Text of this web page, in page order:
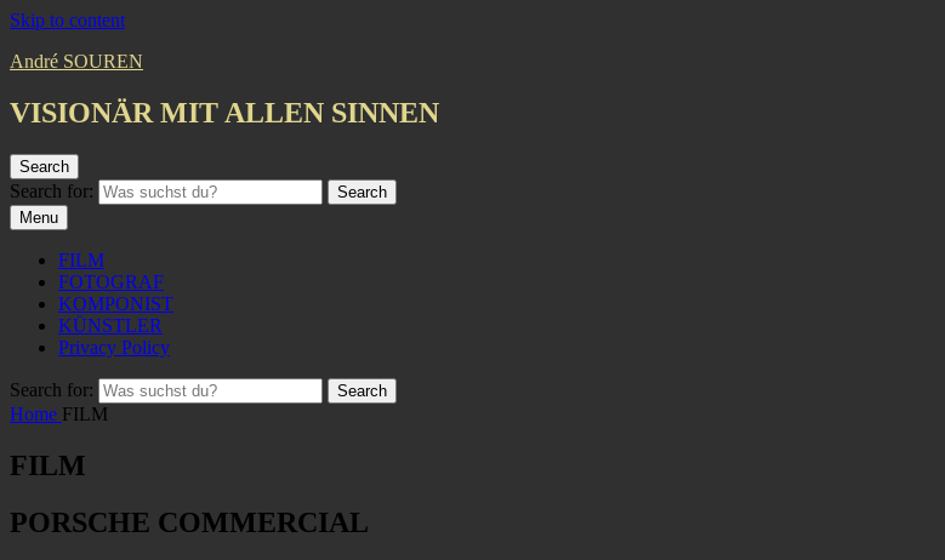
Skip to content
André SOUREN
VISIONÄR MIT ALLEN SINNEN
Search
Search for:
Search
Menu
FILM
FOTOGRAF
KOMPONIST
KÜNSTLER
Privacy Policy
Search for: Search
Home FILM
FILM
PORSCHE COMMERCIAL